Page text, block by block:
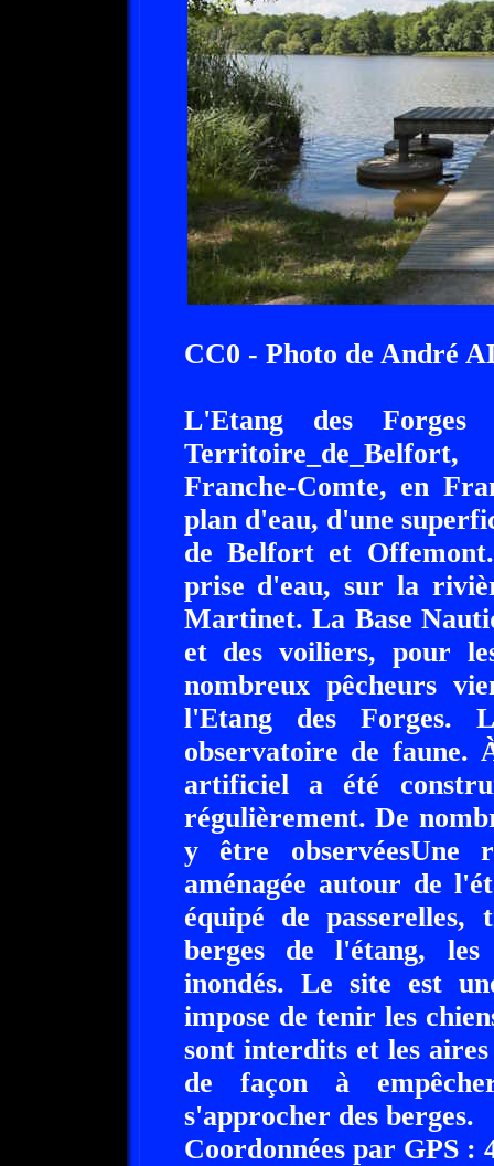
CC0 - Photo de André
L'Etang des
Franche-Comte, en
plan d'eau, d'une
de Belfort et
prise d'eau, sur la
Martinet. La Base
et des voiliers, pour
nombreux pêcheurs
l'Etang des Forges.
observatoire de faune.
artificiel a été
régulièrement. De
y être observéesUne
aménagée autour de
équipé de
berges de l'étang, les
inondés. Le site est
impose de tenir les
sont interdits et les
de façon à
s'approcher des berges.
Coordonnées par GPS :